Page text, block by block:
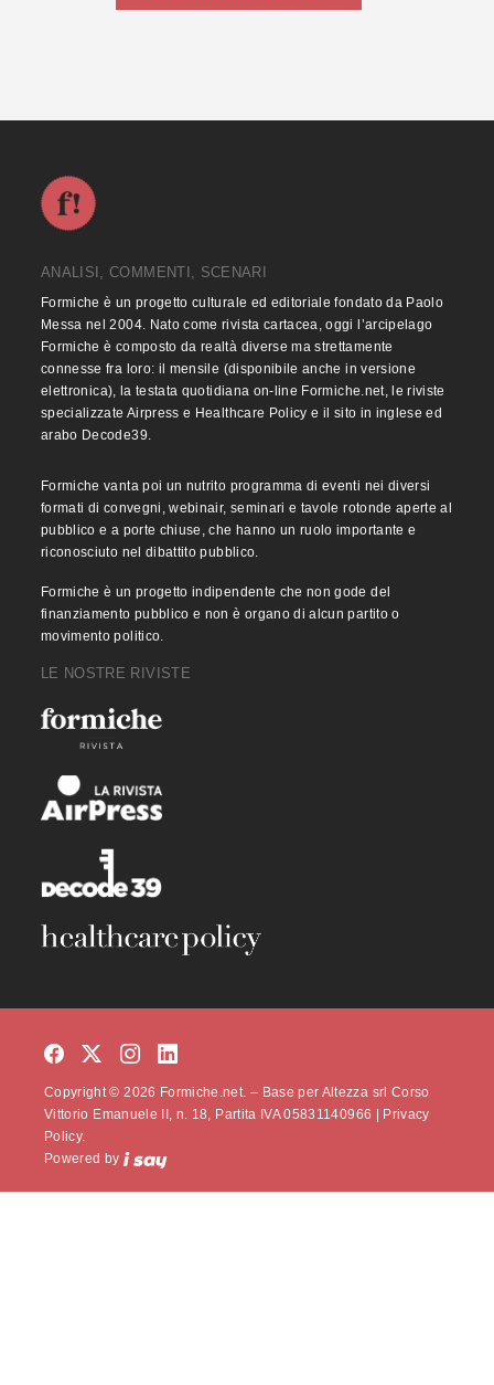
ANALISI, COMMENTI, SCENARI
Formiche è un progetto culturale ed editoriale fondato da Paolo
Messa nel 2004. Nato come rivista cartacea, oggi l’arcipelago
Formiche è composto da realtà diverse ma strettamente
connesse fra loro: il mensile (disponibile anche in versione
elettronica), la testata quotidiana on-line Formiche.net, le riviste
specializzate Airpress e Healthcare Policy e il sito in inglese ed
arabo Decode39.
Formiche vanta poi un nutrito programma di eventi nei diversi
formati di convegni, webinair, seminari e tavole rotonde aperte al
pubblico e a porte chiuse, che hanno un ruolo importante e
riconosciuto nel dibattito pubblico.
Formiche è un progetto indipendente che non gode del
finanziamento pubblico e non è organo di alcun partito o
movimento politico.
LE NOSTRE RIVISTE
Copyright © 2026 Formiche.net. – Base per Altezza srl Corso
Vittorio Emanuele II, n. 18, Partita IVA 05831140966 |
Privacy
Policy.
Powered by